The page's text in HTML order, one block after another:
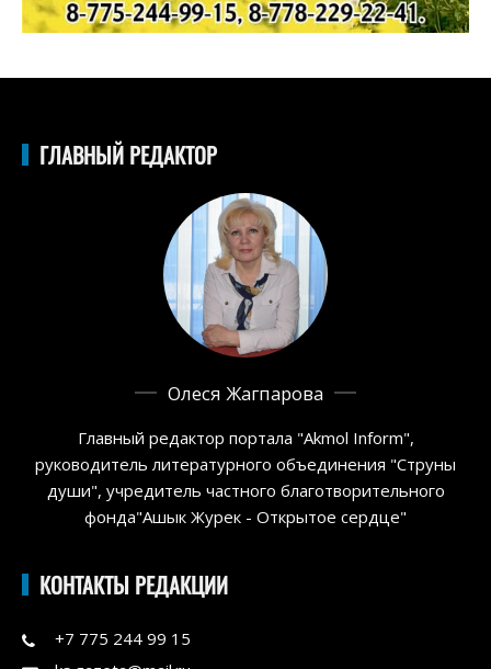
ГЛАВНЫЙ РЕДАКТОР
Олеся Жагпарова
Главный редактор портала "Akmol Inform",
руководитель литературного объединения "Струны
души", учредитель частного благотворительного
фонда"Ашык Журек - Открытое сердце"
КОНТАКТЫ РЕДАКЦИИ
+7 775 244 99 15